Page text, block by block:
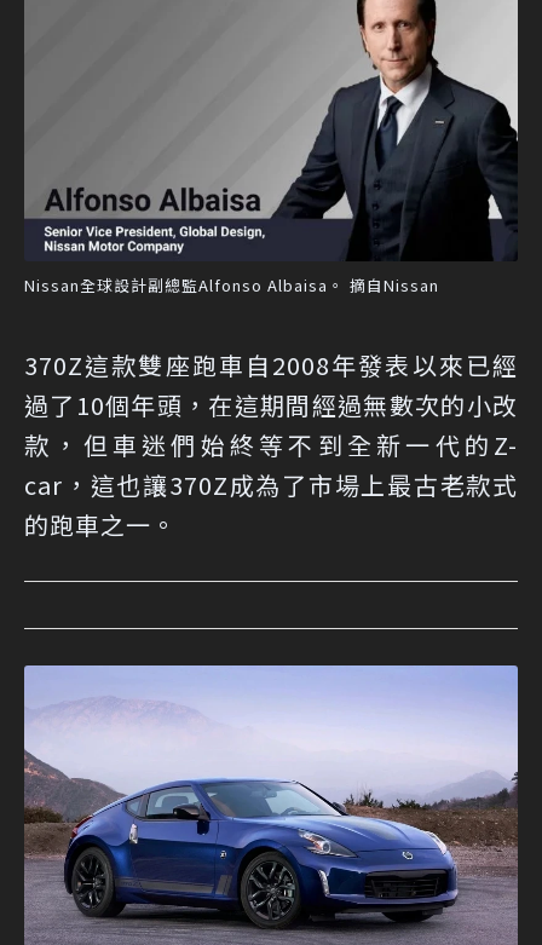
Nissan全球設計副總監Alfonso Albaisa。 摘自Nissan
370Z這款雙座跑車自2008年發表以來已經
過了10個年頭，在這期間經過無數次的小改
款，但車迷們始終等不到全新一代的Z-
car，這也讓370Z成為了市場上最古老款式
的跑車之一。